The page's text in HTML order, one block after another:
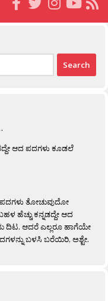
ಆದ ಪದಗಳು ಕೂಡಲೆ
ತೋಚುವುದೋ
ಹೆಚ್ಚು ಕನ್ನಡದ್ದೇ ಆದ
ದಿಟ. ಆದರೆ ಎಲ್ಲರೂ ಹಾಗೆಯೇ
ಬಳಸಿ ಬರೆಯಿರಿ, ಅಶ್ಟೇ.